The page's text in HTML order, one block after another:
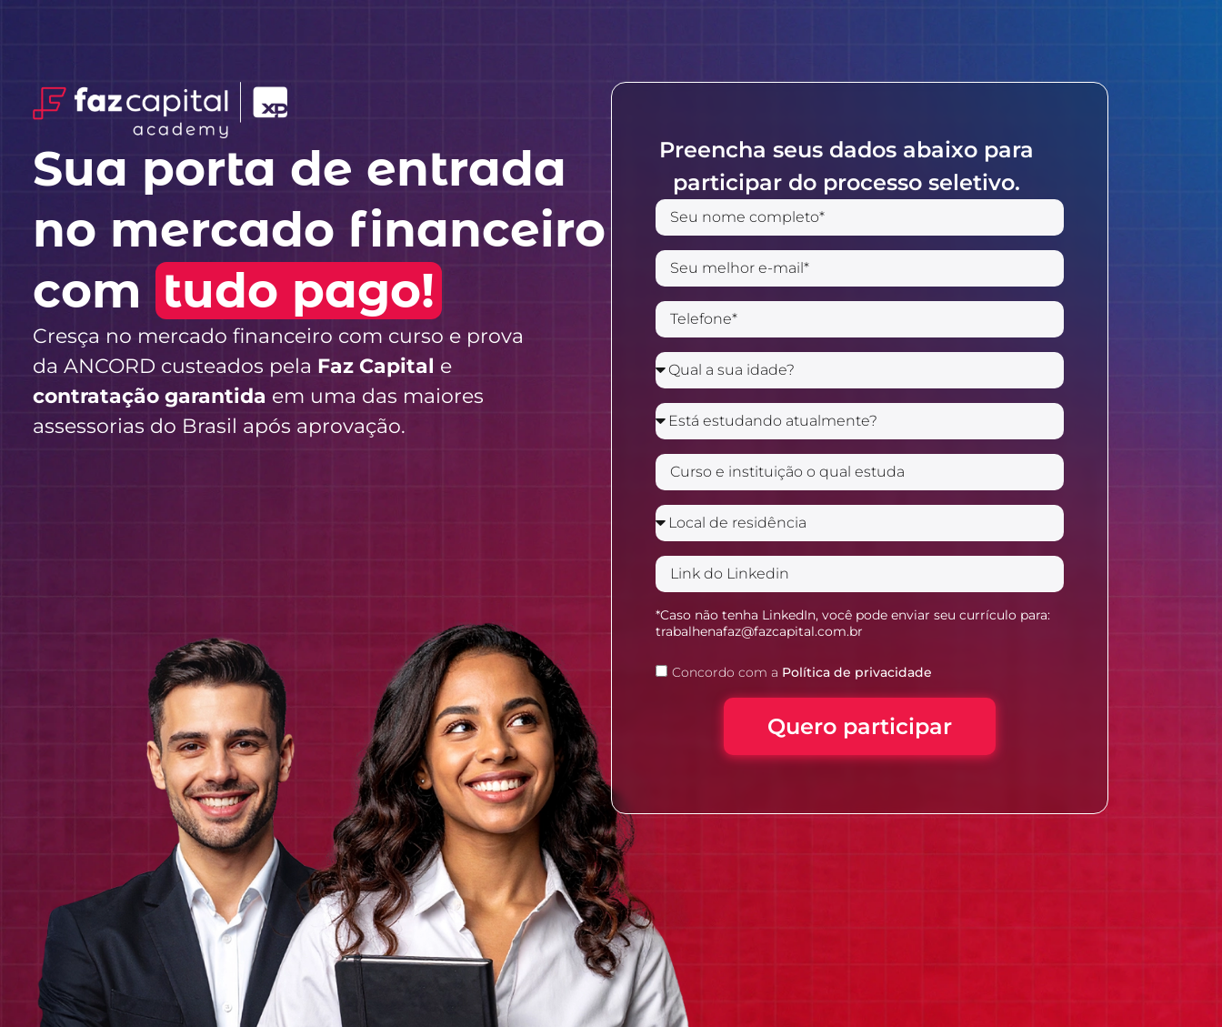
Sua porta de entrada
no mercado financeiro
com tudo pago!
Cresça no mercado financeiro com curso e prova
da ANCORD custeados pela Faz Capital e
contratação garantida em uma das maiores
assessorias do Brasil após aprovação.
Preencha seus dados abaixo para
participar do processo seletivo.
*Caso não tenha LinkedIn, você pode enviar seu currículo para:
trabalhenafaz@fazcapital.com.br
Concordo com a Política de privacidade
Quero participar